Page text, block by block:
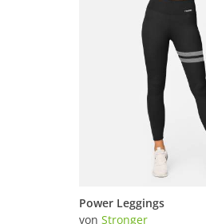
Power Leggings
von Stronger